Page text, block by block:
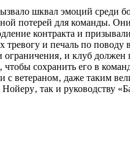
шквал эмоций среди
потерей для команды.
контракта и
и печаль по
ограничения‚ и клуб
сохранить его в
с ветераном‚ даже таким
так и руководству